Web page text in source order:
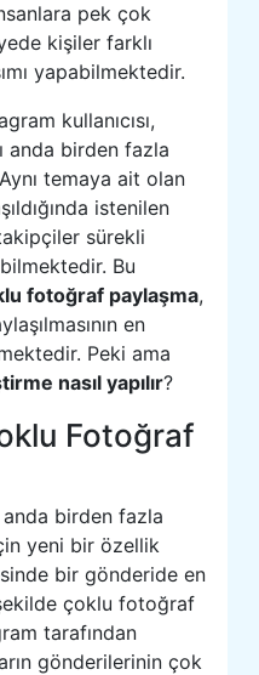
pek çok
kişiler farklı
yapabilmektedir.
kullanıcısı,
anda birden fazla
temaya ait olan
istenilen
sürekli
Bu
fotoğraf paylaşma,
en
Peki ama
nasıl yapılır?
Fotoğraf
anda birden fazla
yeni bir özellik
bir gönderide en
çoklu fotoğraf
tarafından
gönderilerinin çok